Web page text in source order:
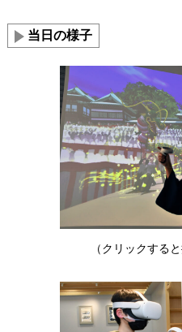
当日の様子
（クリックする